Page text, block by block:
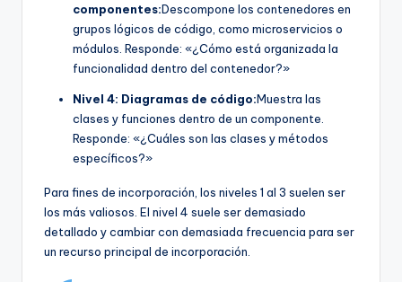
componentes:Descompone los contenedores en
grupos lógicos de código, como microservicios o
módulos. Responde: «¿Cómo está organizada la
funcionalidad dentro del contenedor?»
Nivel 4: Diagramas de código:Muestra las
clases y funciones dentro de un componente.
Responde: «¿Cuáles son las clases y métodos
específicos?»
Para fines de incorporación, los niveles 1 al 3 suelen ser
los más valiosos. El nivel 4 suele ser demasiado
detallado y cambiar con demasiada frecuencia para ser
un recurso principal de incorporación.